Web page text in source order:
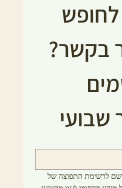
בקשר?
שבועי
אני מאשר.ת להירשם לרשימת התפוצה של